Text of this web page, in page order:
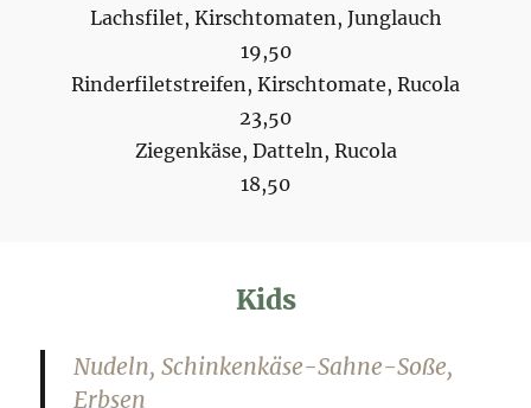
Lachsfilet, Kirschtomaten, Junglauch
19,50
Rinderfiletstreifen, Kirschtomate, Rucola
23,50
Ziegenkäse, Datteln, Rucola
18,50
Kids
Nudeln, Schinkenkäse-Sahne-Soße,
Erbsen